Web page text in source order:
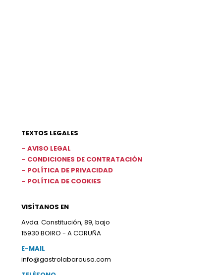
TEXTOS LEGALES
AVISO LEGAL
CONDICIONES DE CONTRATACIÓN
POLÍTICA DE PRIVACIDAD
POLÍTICA DE COOKIES
VISÍTANOS EN
Avda. Constitución, 89, bajo
15930 BOIRO - A CORUÑA
E-MAIL
info@gastrolabarousa.com